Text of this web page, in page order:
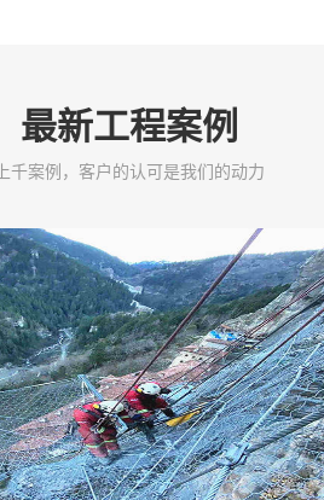
最新工程案例
上千案例，客户的认可是我们的动力